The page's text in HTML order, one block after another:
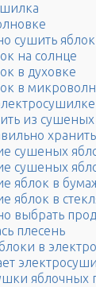
сушить
на солнце
в духовке
в
из
сушеных
сушеных
яблок в
яблок в
выбрать
плесень
в
яблочных